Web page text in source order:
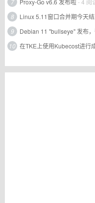
7
Proxy-Go v6.6 发布啦- 4 阅
8
Linux 5.11窗口合并期今天
9
Debian 11 "bullseye" 发布
10 在TKE上使用Kubecost进行